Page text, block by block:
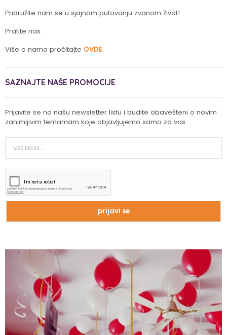
Pridružite nam se u sjajnom putovanju zvanom život!
Pratite nas.
Više o nama pročitajte OVDE.
SAZNAJTE NAŠE PROMOCIJE
Prijavite se na našu newsletter listu i budite obavešteni o novim
zanimljivim temamam koje objavljujemo samo za vas.
Zašto trpimo loše veze i okolnosti koje
nam štete?